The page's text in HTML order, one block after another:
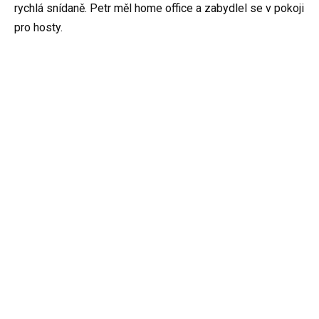
rychlá snídaně. Petr měl home office a zabydlel se v pokoji
pro hosty.